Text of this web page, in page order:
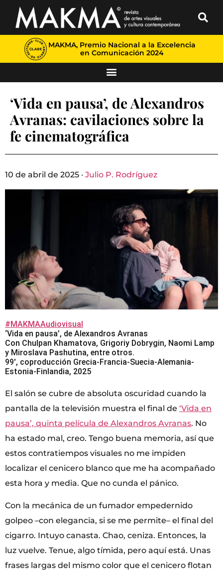
MAKMA, Premio Nacional a la Excelencia
en Comunicación 2024
‘Vida en pausa’, de Alexandros
Avranas: cavilaciones sobre la
fe cinematográfica
10 de abril de 2025 · Julio P. Rodríguez
#MAKMAAudiovisual
‘Vida en pausa’, de Alexandros Avranas
Con Chulpan Khamatova, Grigoriy Dobrygin, Naomi Lamp
y Miroslava Pashutina, entre otros.
99′, coproducción Grecia-Francia-Suecia-Alemania-
Estonia-Finlandia, 2025
El salón se cubre de absoluta oscuridad cuando la
pantalla de la televisión muestra el final de ‘Vida en
pausa’, quinta película de Alexandros Avranas. No
ha estado mal, creo. Tengo buena memoria, así que
estos contratiempos visuales no me impiden
localizar el cenicero blanco que me ha acompañado
esta hora y media. Que no cunda el pánico.
Con la mecánica de un fumador empedernido
golpeo –con elegancia, si se me permite– el final del
cigarro. Intuyo canasta. Chao, ceniza. Entonces, la
luz vuelve. Tenue, algo tímida, pero aquí está. Unas
frases largas del mismo color que el cenicero flotan